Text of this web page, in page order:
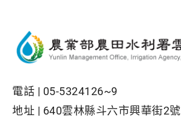
電話 | 05-5324126~9
地址 | 640雲林縣斗六市興華街2號